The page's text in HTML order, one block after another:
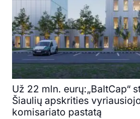
Už 22 mln. eurų:„BaltCap“
Šiaulių apskrities
komisariato pastatą